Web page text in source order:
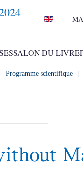
SALON DU LIVRE
Programme scientifique